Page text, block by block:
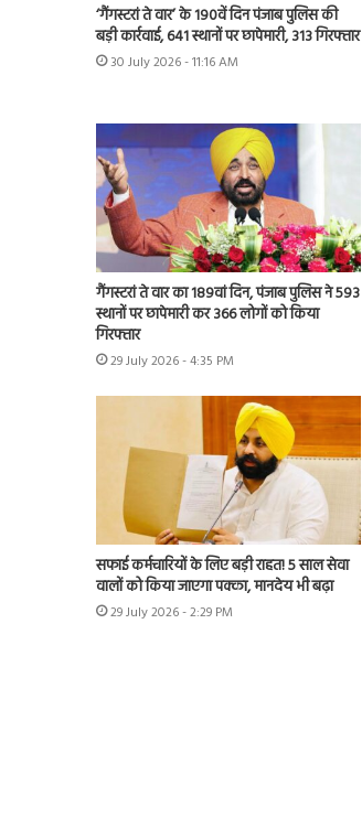
‘गैंगस्टरां ते वार’ के 190वें दिन पंजाब पुलिस की
बड़ी कार्रवाई, 641 स्थानों पर छापेमारी, 313 गिरफ्तार
30 July 2026 - 11:16 AM
गैंगस्टरां ते वार का 189वां दिन, पंजाब पुलिस ने 593
स्थानों पर छापेमारी कर 366 लोगों को किया
गिरफ्तार
29 July 2026 - 4:35 PM
सफाई कर्मचारियों के लिए बड़ी राहत! 5 साल सेवा
वालों को किया जाएगा पक्का, मानदेय भी बढ़ा
29 July 2026 - 2:29 PM